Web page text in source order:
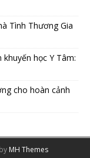
Tình Thương Gia
học Y Tâm:
cho hoàn cảnh
MH Themes